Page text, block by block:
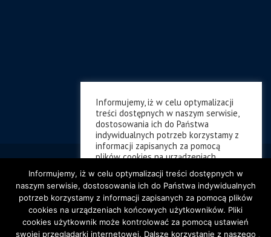
Informujemy, iż w celu optymalizacji
treści dostępnych w naszym serwisie,
dostosowania ich do Państwa
indywidualnych potrzeb korzystamy z
informacji zapisanych za pomocą
plików cookies na urządzeniach
końcowych użytkowników. Pliki cookies
użytkownik może kontrolować za
pomocą ustawień swojej przeglądarki
internetowej. Dalsze korzystanie z
naszego serwisu internetowego, bez
zmiany ustawień przeglądarki
internetowej oznacza, iż użytkownik
Informujemy, iż w celu optymalizacji treści dostępnych w
naszym serwisie, dostosowania ich do Państwa indywidualnych
potrzeb korzystamy z informacji zapisanych za pomocą plików
cookies na urządzeniach końcowych użytkowników. Pliki
cookies użytkownik może kontrolować za pomocą ustawień
swojej przeglądarki internetowej. Dalsze korzystanie z naszego